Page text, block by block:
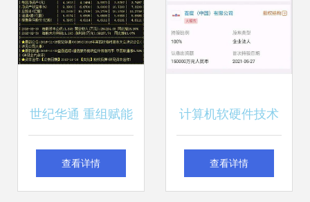
世纪华通 重组赋能
下的“妖股”潜质，
查看详情
计算机软硬件技术
开发 驱动数字时代
查看详情